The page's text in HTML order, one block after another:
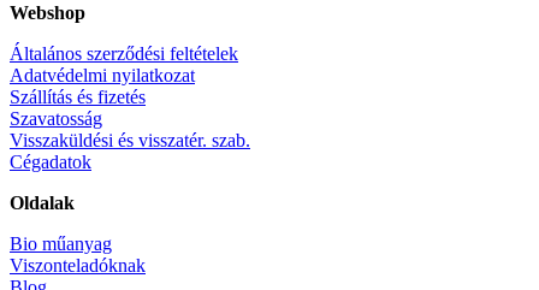
Webshop
Általános szerződési feltételek
Adatvédelmi nyilatkozat
Szállítás és fizetés
Szavatosság
Visszaküldési és visszatér. szab.
Cégadatok
Oldalak
Bio műanyag
Viszonteladóknak